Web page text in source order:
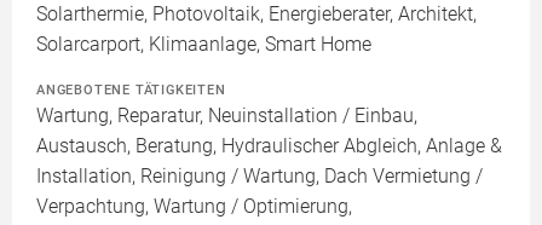
Solarthermie, Photovoltaik, Energieberater, Architekt,
Solarcarport, Klimaanlage, Smart Home
ANGEBOTENE TÄTIGKEITEN
Wartung, Reparatur, Neuinstallation / Einbau,
Austausch, Beratung, Hydraulischer Abgleich, Anlage &
Installation, Reinigung / Wartung, Dach Vermietung /
Verpachtung, Wartung / Optimierung,